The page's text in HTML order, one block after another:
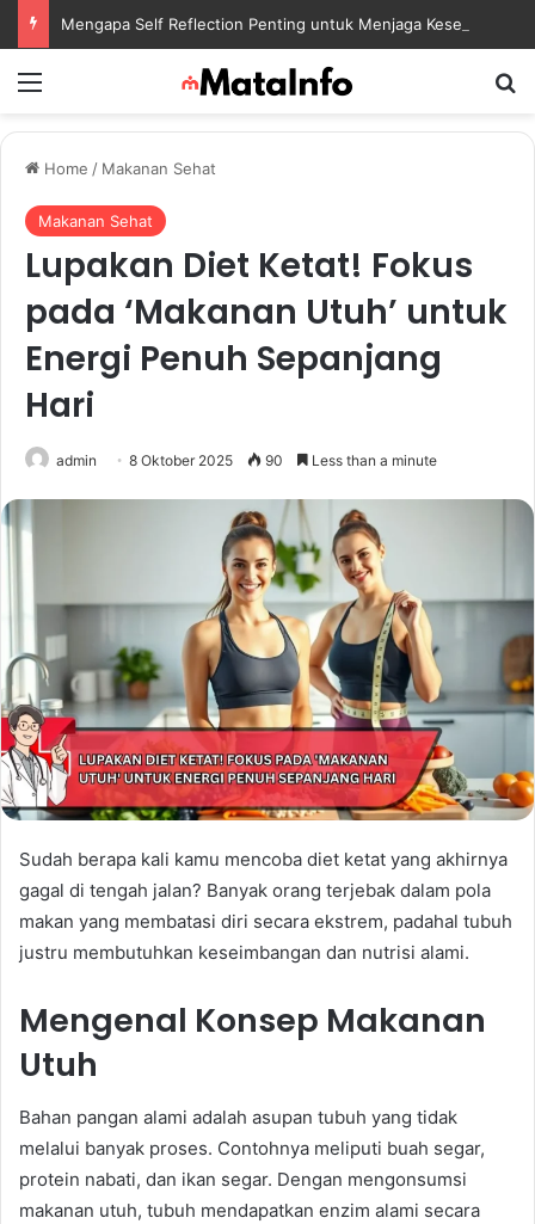
Home / Makanan Sehat
Makanan Sehat
Lupakan Diet Ketat! Fokus
pada ‘Makanan Utuh’ untuk
Energi Penuh Sepanjang
Hari
admin 8 Oktober 2025 90 Less than a minute
Sudah berapa kali kamu mencoba diet ketat yang akhirnya
gagal di tengah jalan? Banyak orang terjebak dalam pola
makan yang membatasi diri secara ekstrem, padahal tubuh
justru membutuhkan keseimbangan dan nutrisi alami.
Mengenal Konsep Makanan
Utuh
Bahan pangan alami adalah asupan tubuh yang tidak
melalui banyak proses. Contohnya meliputi buah segar,
protein nabati, dan ikan segar. Dengan mengonsumsi
makanan utuh, tubuh mendapatkan enzim alami secara